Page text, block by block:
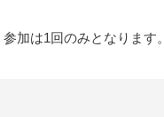
加は1回のみとなります。